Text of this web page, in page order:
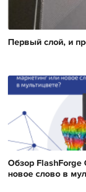
Первый слой, и
Обзор FlashForge
новое слово в